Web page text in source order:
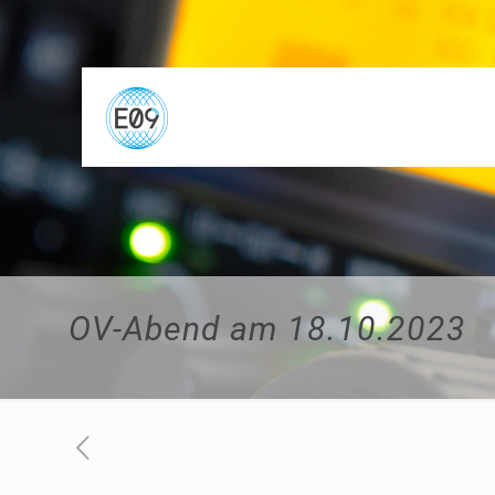
OV-Abend am 18.10.2023